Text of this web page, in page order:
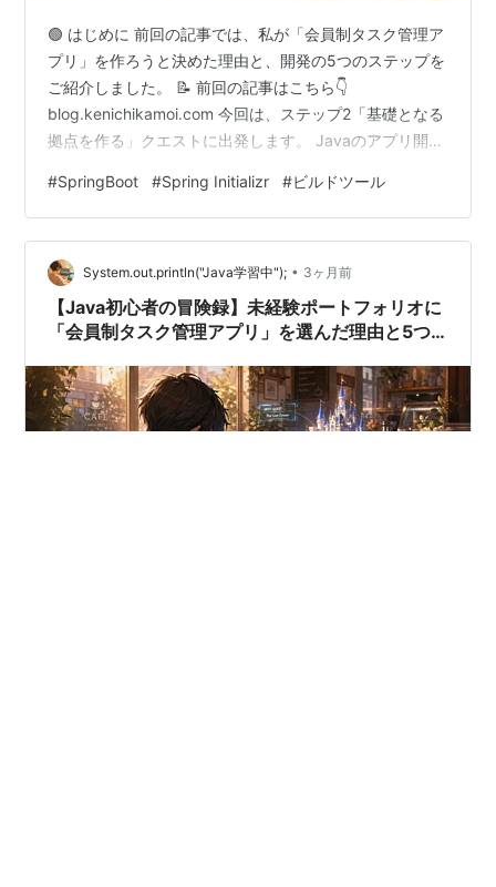
🟢 はじめに 前回の記事では、私が「会員制タスク管理ア
プリ」を作ろうと決めた理由と、開発の5つのステップを
ご紹介しました。 📝 前回の記事はこちら👇
blog.kenichikamoi.com 今回は、ステップ2「基礎となる
拠点を作る」クエストに出発します。 Javaのアプリ開発
いますが、今回は「Spring Initializr（スプリング・イニ
シャライザ）」という便利ツールを使って、サクッと準
備を進めていきたいと思います。 これからJavaアプリを
作ってみたい！という初心者の方の参考になれば幸いで
す🙌 🏰 ギルド窓口「Spring Init…
#SpringBoot #Spring Initializr #ビルドツール
System.out.println("Java学習中"); • 3ヶ月前
【Java初心者の冒険録】未経験ポートフォリオに
「会員制タスク管理アプリ」を選んだ理由と5つ